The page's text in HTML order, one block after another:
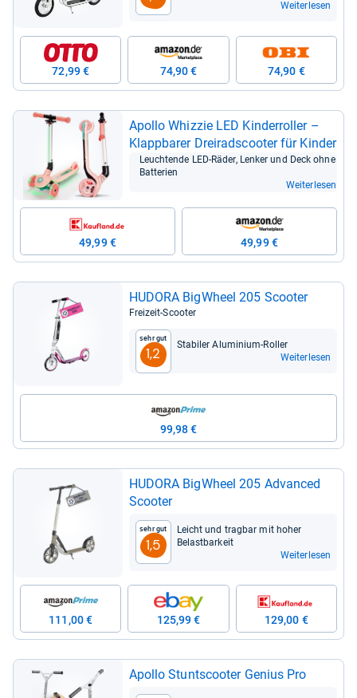
Weiterlesen
72,99 € 74,90 € 74,90 €
Apollo Whiz­zie LED Kin­der­rol­ler –
Klapp­ba­rer Drei­rads­coo­ter für Kin­der
Leuch­tende LED-​Räder, Len­ker und Deck ohne
Bat­te­rien
Weiterlesen
49,99 € 49,99 €
HUDORA Big­Wheel 205 Scoo­ter
Frei­zeit-​Scoo­ter
Sehr gut
1,2
Sta­bi­ler Alu­mi­nium-​Rol­ler
Weiterlesen
99,98 €
HUDORA Big­Wheel 205 Advan­ced
Scoo­ter
Sehr gut
1,5
Leicht und trag­bar mit hoher
Belast­bar­keit
Weiterlesen
111,00 € 125,99 € 129,00 €
Apollo Stunts­coo­ter Genius Pro